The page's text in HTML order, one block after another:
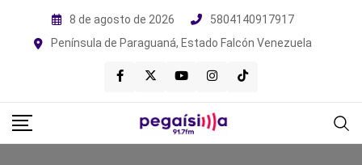
8 de agosto de 2026
5804140917917
Península de Paraguaná, Estado Falcón Venezuela